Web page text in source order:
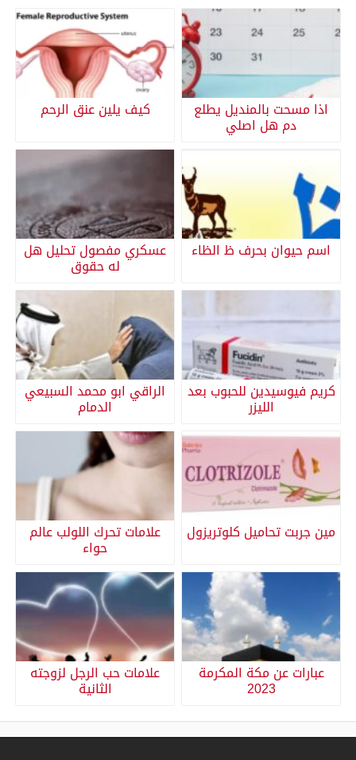
اذا مسحت بالمنديل يطلع
دم هل اصلي
كيف يلين عنق الرحم
اسم حيوان بحرف ظ الظاء عسكري مفصول تحليل هل
له حقوق
كريم فيوسيدين للحبوب بعد
الليزر
الراقي ابو محمد السبيعي
الدمام
مين جربت تحاميل كلوتريزول علامات تحرك اللولب عالم
حواء
عبارات عن مكة المكرمة
2023
علامات حب الرجل لزوجته
الثانية